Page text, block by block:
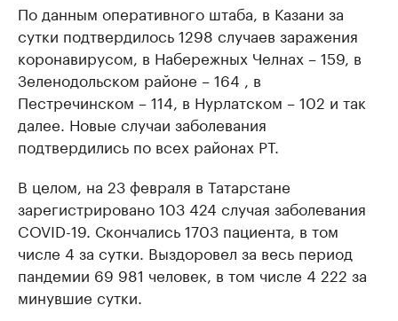
По данным оперативного штаба, в Казани за
сутки подтвердилось 1298 случаев заражения
коронавирусом, в Набережных Челнах – 159, в
Зеленодольском районе – 164 , в
Пестречинском – 114, в Нурлатском – 102 и так
далее. Новые случаи заболевания
подтвердились по всех районах РТ.
В целом, на 23 февраля в Татарстане
зарегистрировано 103 424 случая заболевания
COVID-19. Скончались 1703 пациента, в том
числе 4 за сутки. Выздоровел за весь период
пандемии 69 981 человек, в том числе 4 222 за
минувшие сутки.